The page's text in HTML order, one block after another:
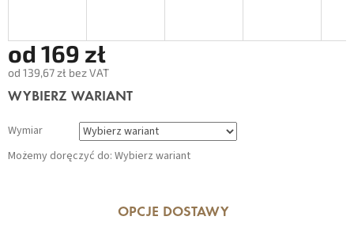
od 169 zł
od 139,67 zł bez VAT
Cena
WYBIERZ WARIANT
Wymiar
Możemy doręczyć do: Wybierz wariant
OPCJE DOSTAWY